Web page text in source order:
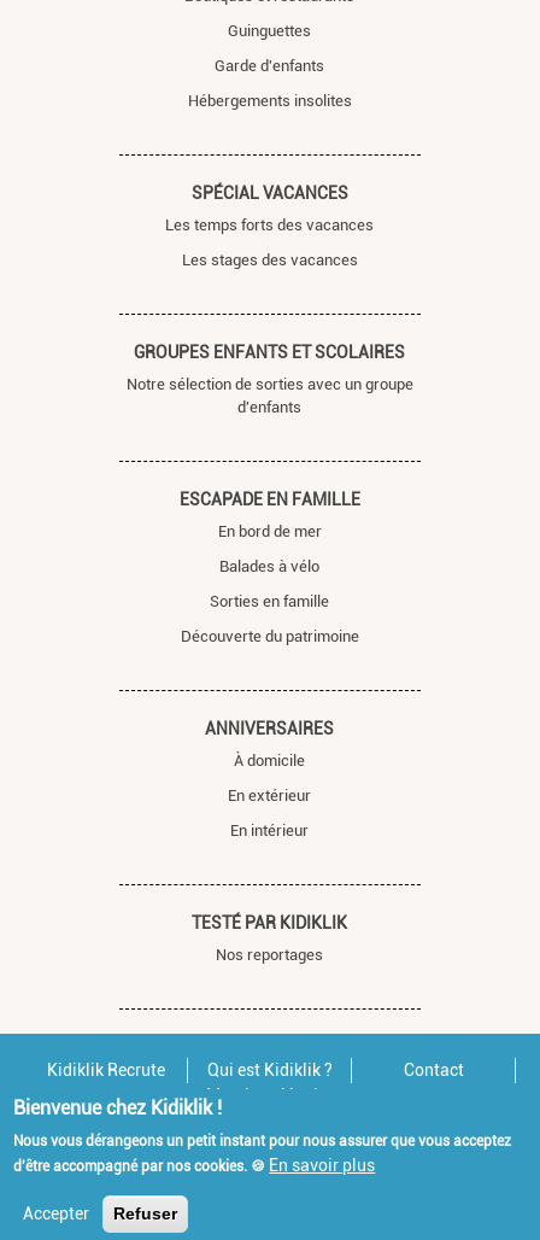
Guinguettes
Garde d'enfants
Hébergements insolites
SPÉCIAL VACANCES
Les temps forts des vacances
Les stages des vacances
GROUPES ENFANTS ET SCOLAIRES
Notre sélection de sorties avec un groupe
d'enfants
ESCAPADE EN FAMILLE
En bord de mer
Balades à vélo
Sorties en famille
Découverte du patrimoine
ANNIVERSAIRES
À domicile
En extérieur
En intérieur
TESTÉ PAR KIDIKLIK
Nos reportages
Kidiklik Recrute Qui est Kidiklik ?
Contact
Mentions légales
Bienvenue chez Kidiklik !
Nous vous dérangeons un petit instant pour nous assurer que vous acceptez
d'être accompagné par nos cookies. 🍪 En savoir plus
Accepter Refuser